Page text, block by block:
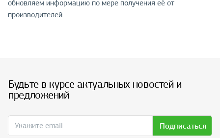
обновляем информацию по мере получения её от
производителей.
Будьте в курсе актуальных новостей и
предложений
Подписаться